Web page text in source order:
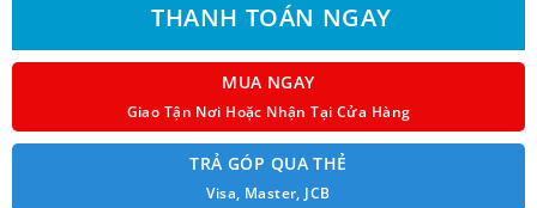
THANH TOÁN NGAY
MUA NGAY
Giao Tận Nơi Hoặc Nhận Tại Cửa Hàng
TRẢ GÓP QUA THẺ
Visa, Master, JCB